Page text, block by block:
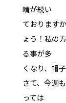
晴が続い
ております
ょう！私の
る事が多
くなり、帽
さて、今週
っては